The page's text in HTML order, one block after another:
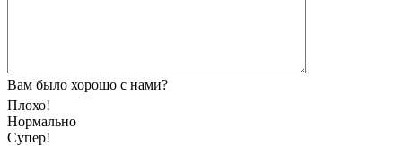
Вам было хорошо с нами?
Плохо!
Нормально
Супер!